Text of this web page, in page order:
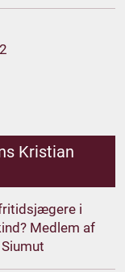
Kristian
i
Medlem af